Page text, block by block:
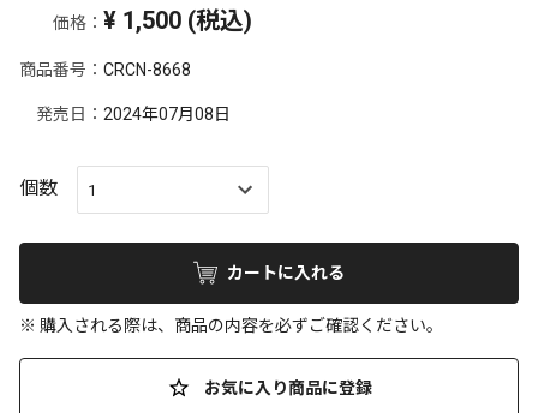
価格： ¥ 1,500 (税込)
商品番号： CRCN-8668
発売日： 2024年07月08日
個数
カートに入れる
※ 購入される際は、商品の内容を必ずご確認ください。
お気に入り商品に登録